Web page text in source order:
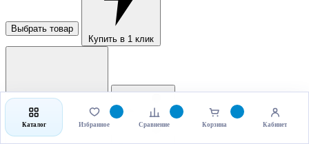
Выбрать товар
Купить в 1 клик
Каталог Избранное Сравнение Корзина Кабинет